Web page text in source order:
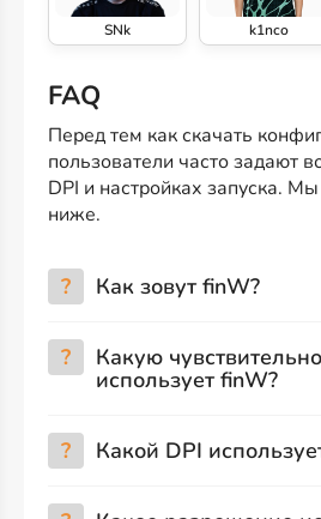
SNk k1nco
FAQ
Перед тем как скачать
пользователи часто задают
DPI и настройках запуска.
ниже.
? Как зовут finW?
? Какую
использует finW?
? Какой DPI